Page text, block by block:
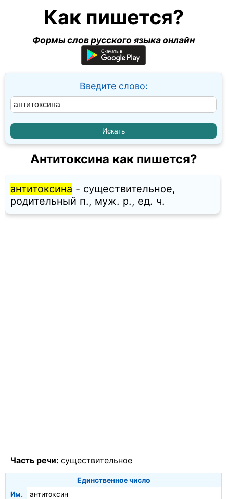
Как пишется?
Формы слов русского языка онлайн
Введите слово:
Антитоксина как пишется?
антитоксина - существительное,
родительный п., муж. p., ед. ч.
Часть речи: существительное
Единственное число
Им.
антитоксин